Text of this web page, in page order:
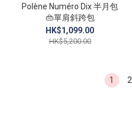
Polène Numéro Dix 半月包
👜單肩斜跨包
HK$1,099.00
HK$5,200.00
1 2